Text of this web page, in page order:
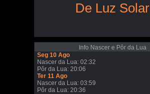
De Luz Solar
Info Nascer e Pôr da Lua
Seg 10 Ago
Nascer da Lua: 02:32
Pôr da Lua: 20:06
Ter 11 Ago
Nascer da Lua: 03:59
Pôr da Lua: 20:36